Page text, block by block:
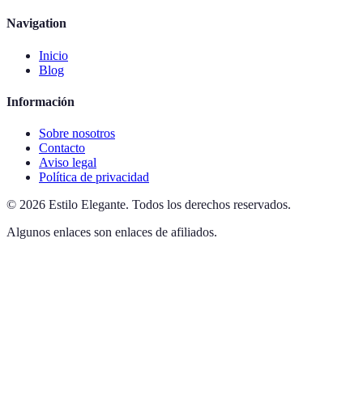
Navigation
Inicio
Blog
Información
Sobre nosotros
Contacto
Aviso legal
Política de privacidad
© 2026 Estilo Elegante. Todos los derechos reservados.
Algunos enlaces son enlaces de afiliados.